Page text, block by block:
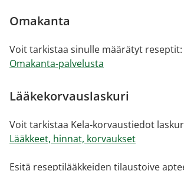
Omakanta
Voit tarkistaa sinulle määrätyt reseptit:
Omakanta-palvelusta
Lääkekorvauslaskuri
Voit tarkistaa Kela-korvaustiedot
Lääkkeet, hinnat, korvaukset
Esitä reseptilääkkeiden tilaustoive